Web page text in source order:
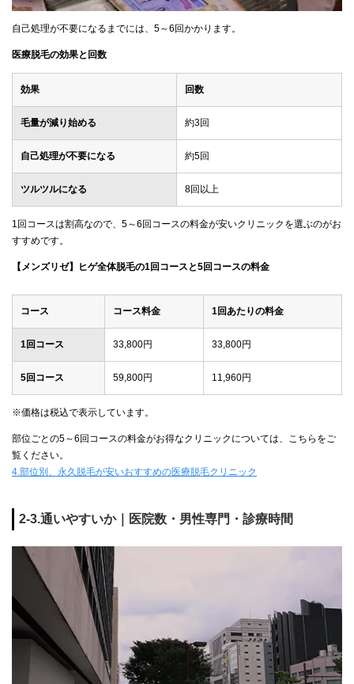
自己処理が不要になるまでには、5～6回かかります。
医療脱毛の効果と回数
効果 回数
毛量が減り始める 約3回
自己処理が不要になる 約5回
ツルツルになる 8回以上
1回コースは割高なので、5～6回コースの料金が安いクリニックを選ぶのがお
すすめです。
【メンズリゼ】ヒゲ全体脱毛の1回コースと5回コースの料金
コース コース料金 1回あたりの料金
1回コース 33,800円 33,800円
5回コース 59,800円 11,960円
※価格は税込で表示しています。
部位ごとの5～6回コースの料金がお得なクリニックについては、こちらをご
覧ください。
4.部位別、永久脱毛が安いおすすめの医療脱毛クリニック
2-3.通いやすいか｜医院数・男性専門・診療時間